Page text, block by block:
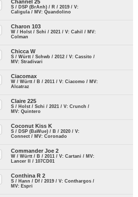
Channel 25
S / DSP (BrAnh) / R / 2019 / V:
Caligula / MV: Quandolino
Charon 103
W / Holst / Schi / 2021 / V: Cahil / MV:
Colman
Chicca W
S / Württ / Schwb / 2012 / V: Cassito /
MV: Stradivari
Ciacomax
W / Württ / B / 2011 / V: Ciacomo / MV:
Alcatraz
Claire 225
S / Holst / Schi / 2021 / V: Crunch /
MV: Quintero
Coconut Kiss K
S / DSP (BaWue) / B / 2020 / V:
Connect / MV: Coronado
Commander Joe 2
W / Württ / B / 2011 / V: Cartani / MV:
Lancer II / 107CD01
Conthina R 2
S / Hann / Df / 2019 / V: Conthargos /
MV: Espri